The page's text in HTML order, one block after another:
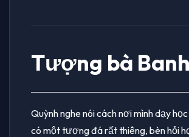
Tượng bà Banh
Quỳnh nghe nói cách nơi mình dạy
có một tượng đá rất thiêng, bèn hỏi